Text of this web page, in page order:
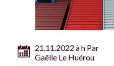
21.11.2022 à h Par
Gaëlle Le Huérou